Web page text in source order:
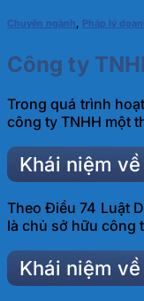
Chuyên ngành, Pháp lý
Công ty
Trong quá trình
công ty TNHH một
Khái niệm
Theo Điều 74 Luật
là chủ sở hữu công
Khái niệm